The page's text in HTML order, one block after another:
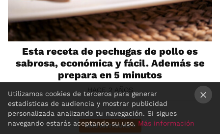
Esta receta de pechugas de pollo es
sabrosa, económica y fácil. Además se
prepara en 5 minutos
HACE 2 AÑOS
MÁS ANTIGUAS»
Utilizamos cookies de terceros para generar
estadísticas de audiencia y mostrar publicidad
personalizada analizando tu navegación. Si sigues
navegando estarás aceptando su uso. Más información